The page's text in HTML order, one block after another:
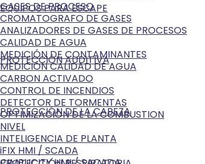
EQUIPOS PARA ESCAPE
PROTECCIÓN AUDITIVA
PROTECCIÓN DE LA CABEZA
GASES DE PROCESO
CROMATOGRAFO DE GASES
ANALIZADORES DE GASES DE PROCESOS
CALIDAD DE AGUA
MEDICIÓN DE CONTAMINANTES
MEDICIÓN CALIDAD DE AGUA
CARBON ACTIVADO
CONTROL DE INCENDIOS
DETECTOR DE TORMENTAS
OPTIMIZACIÓN DE LA COMBUSTION
NIVEL
INTELIGENCIA DE PLANTA
iFIX HMI / SCADA